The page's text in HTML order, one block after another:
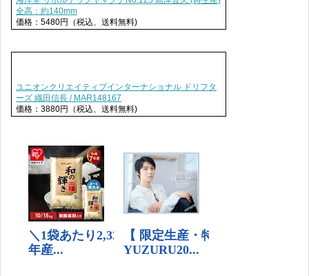
全高：約140mm
価格：5480円（税込、送料無料)
ユニオンクリエイティブインターナショナル ドリフタ
ーズ 織田信長 / MAR148167
価格：3880円（税込、送料無料)